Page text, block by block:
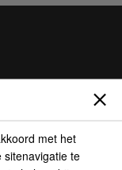
met het
sitenavigatie te